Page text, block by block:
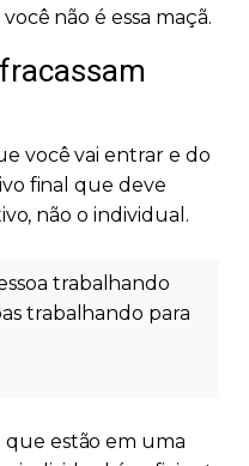
não é essa maçã.
você vai entrar e do
final que deve
não o individual.
trabalhando
trabalhando para
estão em uma